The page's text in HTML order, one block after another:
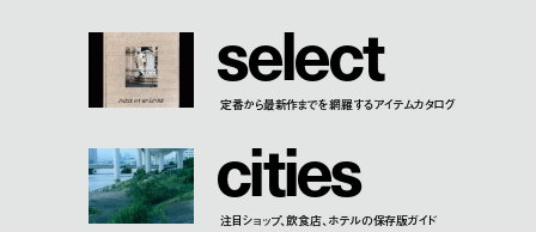
select
定番から最新作までを網羅するアイテムカタログ
cities
注目ショップ、飲食店、ホテルの保存版ガイド